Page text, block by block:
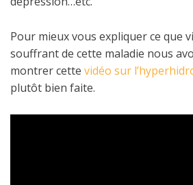
Pour mieux vous expliquer ce que
souffrant de cette maladie nous
montrer cette vidéo sur
plutôt bien faite.